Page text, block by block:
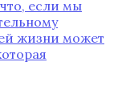
если мы
жизни может